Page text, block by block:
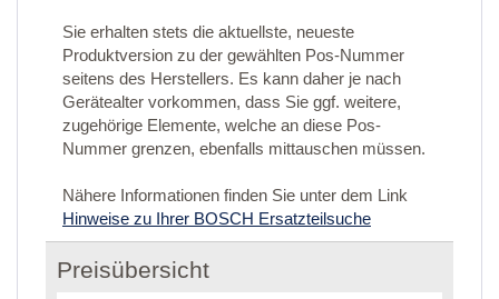
Sie erhalten stets die aktuellste, neueste
Produktversion zu der gewählten Pos-Nummer
seitens des Herstellers. Es kann daher je nach
Gerätealter vorkommen, dass Sie ggf. weitere,
zugehörige Elemente, welche an diese Pos-
Nummer grenzen, ebenfalls mittauschen müssen.
Nähere Informationen finden Sie unter dem Link
Hinweise zu Ihrer BOSCH Ersatzteilsuche
Preisübersicht